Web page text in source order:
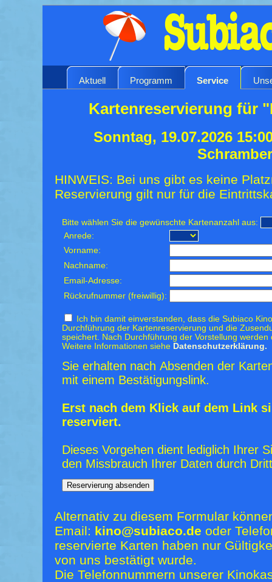
Aktuell Programm Service
Kartenreservierung für
Sonntag, 19.07.2026
HINWEIS: Bei uns gibt es keine
Reservierung gilt nur für die
Bitte wählen Sie die gewünschte Kartenanzahl aus:
Anrede:
Vorname:
Nachname:
Email-Adresse:
Rückrufnummer (freiwillig):
Ich bin damit einverstanden, dass die Subiaco
Durchführung der Kartenreservierung und die
speichert. Nach Durchführung der Vorstellung
Weitere Informationen siehe Datenschutzerklärung.
Sie erhalten nach Absenden der
mit einem Bestätigungslink.
Erst nach dem Klick auf dem Link
reserviert.
Dieses Vorgehen dient lediglich Ihrer
den Missbrauch Ihrer Daten durch
Alternativ zu diesem Formular
Email: kino@subiaco.de oder
reservierte Karten haben nur
von uns bestätigt wurde.
Die Telefonnummern unserer